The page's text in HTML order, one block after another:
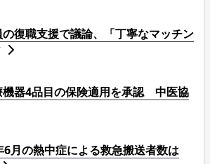
の復職支援で議論、「丁寧なマッチン
機器4品目の保険適用を承認 中医協
6月の熱中症による救急搬送者数は